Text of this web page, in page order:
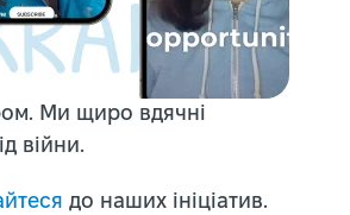
Ми щиро вдячні
війни.
до наших ініціатив.